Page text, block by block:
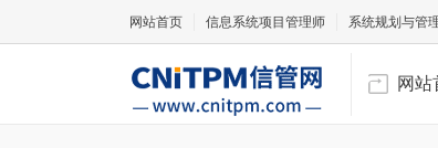
网站首页 信息系统项目管理师 系统规划与管
网站